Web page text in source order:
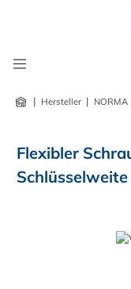
| Hersteller | NORMA
Flexibler
Schlüsselweite
Bildergalerie